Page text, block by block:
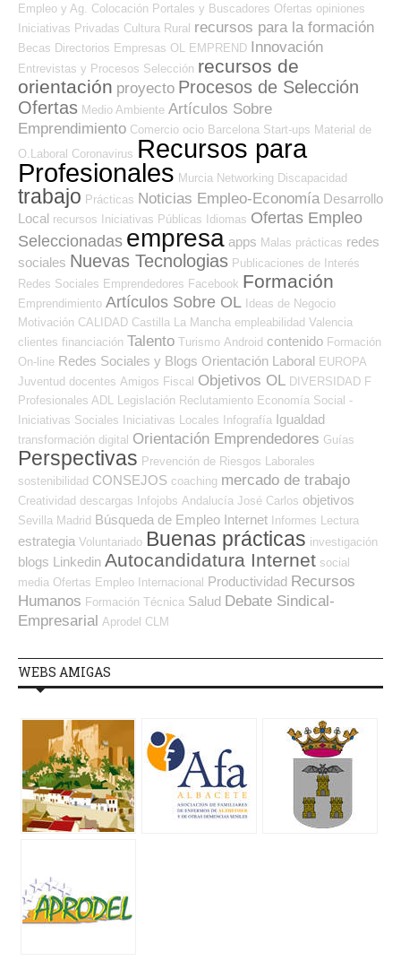
Empleo y Ag. Colocación Portales y Buscadores Ofertas opiniones
Iniciativas Privadas Cultura Rural recursos para la formación
Becas Directorios Empresas OL EMPREND Innovación
Entrevistas y Procesos Selección recursos de
orientación proyecto Procesos de Selección
Ofertas Medio Ambiente Artículos Sobre
Emprendimiento Comercio ocio Barcelona Start-ups Material de
O.Laboral Coronavirus Recursos para
Profesionales Murcia Networking Discapacidad
trabajo Prácticas Noticias Empleo-Economía Desarrollo
Local recursos Iniciativas Públicas Idiomas Ofertas Empleo
Seleccionadas empresa apps Malas prácticas redes
sociales Nuevas Tecnologias Publicaciones de Interés
Redes Sociales Emprendedores Facebook Formación
Emprendimiento Artículos Sobre OL Ideas de Negocio
Motivación CALIDAD Castilla La Mancha empleabilidad Valencia
clientes financiación Talento Turismo Android contenido Formación
On-line Redes Sociales y Blogs Orientación Laboral EUROPA
Juventud docentes Amigos Fiscal Objetivos OL DIVERSIDAD F
Profesionales ADL
Legislación Reclutamiento Economía Social -
Iniciativas Sociales Iniciativas Locales Infografía Igualdad
transformación digital Orientación Emprendedores Guías
Perspectivas Prevención de Riesgos Laborales
sostenibilidad CONSEJOS coaching mercado de trabajo
Creatividad descargas Infojobs Andalucía José Carlos objetivos
Sevilla Madrid Búsqueda de Empleo Internet Informes Lectura
estrategia Voluntariado Buenas prácticas investigación
blogs Linkedin Autocandidatura Internet social
media Ofertas Empleo Internacional Productividad Recursos
Humanos Formación Técnica Salud Debate Sindical-
Empresarial Aprodel CLM
WEBS AMIGAS